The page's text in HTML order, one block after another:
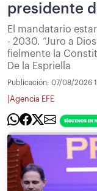
presidente
El mandatario
- 2030. “Juro a
fielmente la
De la Espriella
Publicación: 07/08/2026
Agencia EFE